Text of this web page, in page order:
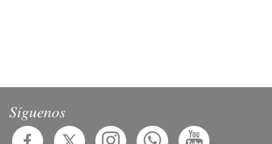
Síguenos